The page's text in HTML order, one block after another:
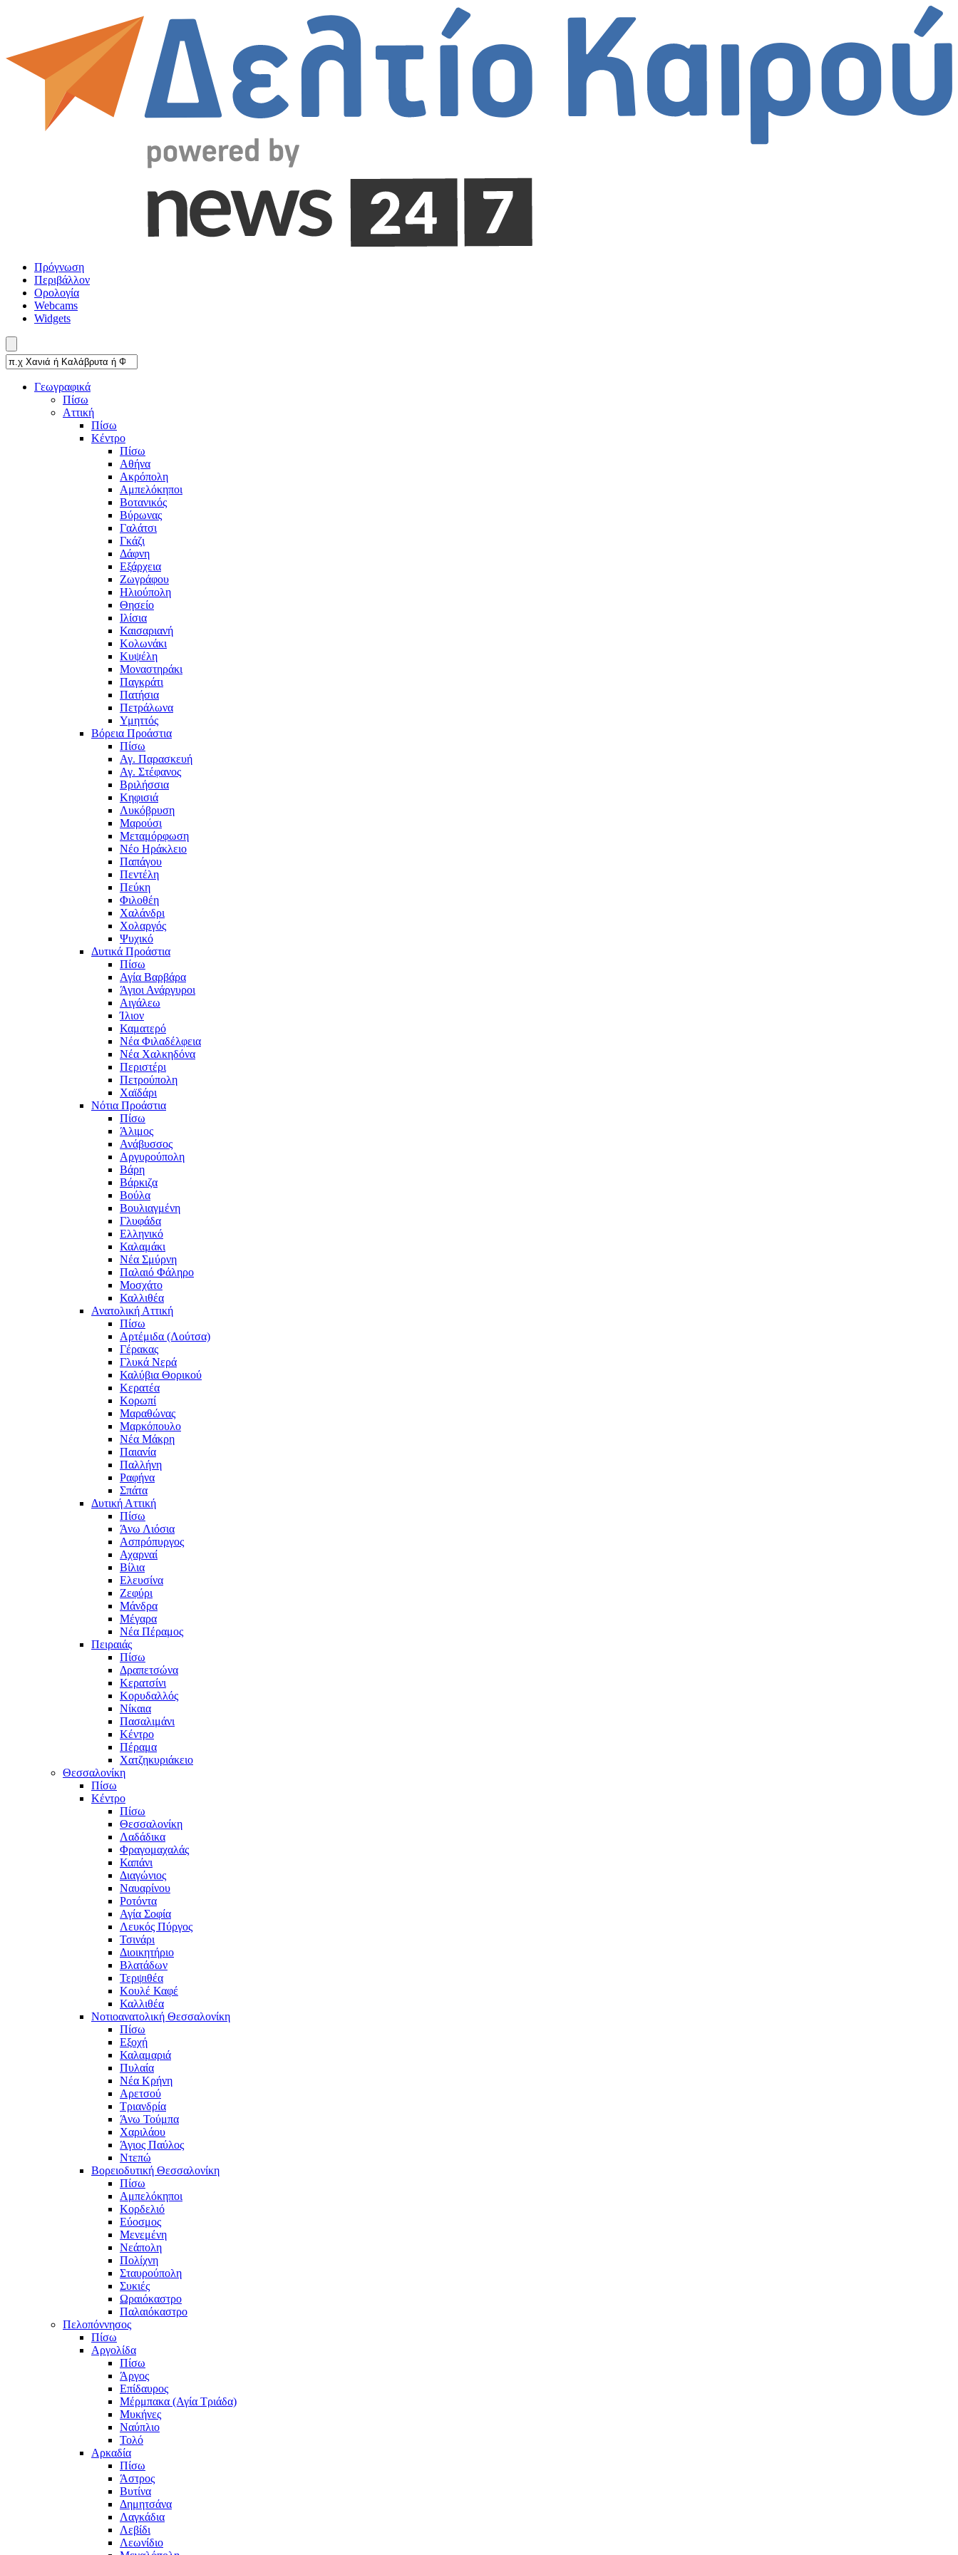
Πρόγνωση
Περιβάλλον
Ορολογία
Webcams
Widgets
Γεωγραφικά
Πίσω
Αττική
Πίσω
Κέντρο
Πίσω
Αθήνα
Ακρόπολη
Αμπελόκηποι
Βοτανικός
Βύρωνας
Γαλάτσι
Γκάζι
Δάφνη
Εξάρχεια
Ζωγράφου
Ηλιούπολη
Θησείο
Ιλίσια
Καισαριανή
Κολωνάκι
Κυψέλη
Μοναστηράκι
Παγκράτι
Πατήσια
Πετράλωνα
Υμηττός
Βόρεια Προάστια
Πίσω
Αγ. Παρασκευή
Αγ. Στέφανος
Βριλήσσια
Κηφισιά
Λυκόβρυση
Μαρούσι
Μεταμόρφωση
Νέο Ηράκλειο
Παπάγου
Πεντέλη
Πεύκη
Φιλοθέη
Χαλάνδρι
Χολαργός
Ψυχικό
Δυτικά Προάστια
Πίσω
Αγία Βαρβάρα
Άγιοι Ανάργυροι
Αιγάλεω
Ίλιον
Καματερό
Νέα Φιλαδέλφεια
Νέα Χαλκηδόνα
Περιστέρι
Πετρούπολη
Χαϊδάρι
Νότια Προάστια
Πίσω
Άλιμος
Ανάβυσσος
Αργυρούπολη
Βάρη
Βάρκιζα
Βούλα
Βουλιαγμένη
Γλυφάδα
Ελληνικό
Καλαμάκι
Νέα Σμύρνη
Παλαιό Φάληρο
Μοσχάτο
Καλλιθέα
Ανατολική Αττική
Πίσω
Αρτέμιδα (Λούτσα)
Γέρακας
Γλυκά Νερά
Καλύβια Θορικού
Κερατέα
Κορωπί
Μαραθώνας
Μαρκόπουλο
Νέα Μάκρη
Παιανία
Παλλήνη
Ραφήνα
Σπάτα
Δυτική Αττική
Πίσω
Άνω Λιόσια
Ασπρόπυργος
Αχαρναί
Βίλια
Ελευσίνα
Ζεφύρι
Μάνδρα
Μέγαρα
Νέα Πέραμος
Πειραιάς
Πίσω
Δραπετσώνα
Κερατσίνι
Κορυδαλλός
Νίκαια
Πασαλιμάνι
Κέντρο
Πέραμα
Χατζηκυριάκειο
Θεσσαλονίκη
Πίσω
Κέντρο
Πίσω
Θεσσαλονίκη
Λαδάδικα
Φραγομαχαλάς
Καπάνι
Διαγώνιος
Ναυαρίνου
Ροτόντα
Αγία Σοφία
Λευκός Πύργος
Τσινάρι
Διοικητήριο
Βλατάδων
Τερψιθέα
Κουλέ Καφέ
Καλλιθέα
Νοτιοανατολική Θεσσαλονίκη
Πίσω
Εξοχή
Καλαμαριά
Πυλαία
Νέα Κρήνη
Αρετσού
Τριανδρία
Άνω Τούμπα
Χαριλάου
Άγιος Παύλος
Ντεπώ
Βορειοδυτική Θεσσαλονίκη
Πίσω
Αμπελόκηποι
Κορδελιό
Εύοσμος
Μενεμένη
Νεάπολη
Πολίχνη
Σταυρούπολη
Συκιές
Ωραιόκαστρο
Παλαιόκαστρο
Πελοπόννησος
Πίσω
Αργολίδα
Πίσω
Άργος
Επίδαυρος
Μέρμπακα (Αγία Τριάδα)
Μυκήνες
Ναύπλιο
Τολό
Αρκαδία
Πίσω
Άστρος
Βυτίνα
Δημητσάνα
Λαγκάδια
Λεβίδι
Λεωνίδιο